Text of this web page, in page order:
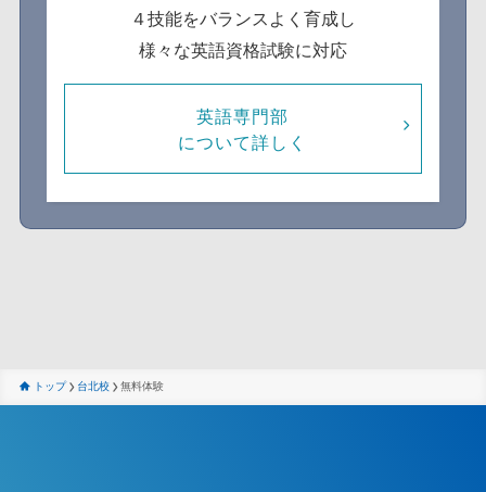
４技能をバランスよく育成し
様々な英語資格試験に対応
英語専門部
について詳しく
トップ 台北校 無料体験